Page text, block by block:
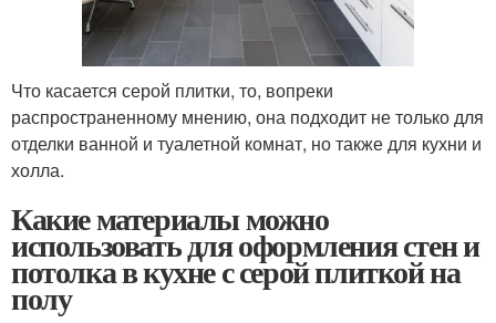
Что касается серой плитки, то, вопреки
распространенному мнению, она подходит не только для
отделки ванной и туалетной комнат, но также для кухни и
холла.
Какие материалы можно
использовать для оформления стен и
потолка в кухне с серой плиткой на
полу